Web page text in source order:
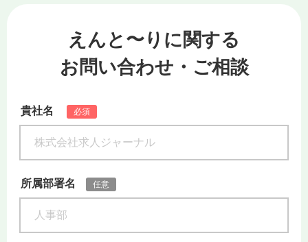
えんと〜りに関する
お問い合わせ・ご相談
貴社名 必須
所属部署名 任意